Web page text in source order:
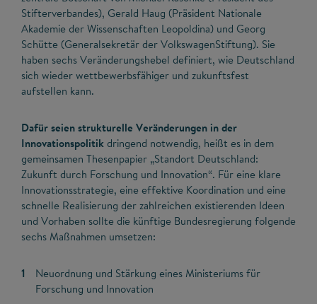
Stifterverbandes), Gerald Haug (Präsident Nationale
Akademie der Wissenschaften Leopoldina) und Georg
Schütte (Generalsekretär der VolkswagenStiftung). Sie
haben sechs Veränderungshebel definiert, wie Deutschland
sich wieder wettbewerbsfähiger und zukunftsfest
aufstellen kann.
Dafür seien strukturelle Veränderungen in der
Innovationspolitikdringend notwendig, heißt es in dem
gemeinsamen Thesenpapier „Standort Deutschland:
Zukunft durch Forschung und Innovation“. Für eine klare
Innovationsstrategie, eine effektive Koordination und eine
schnelle Realisierung der zahlreichen existierenden Ideen
und Vorhaben sollte die künftige Bundesregierung folgende
sechs Maßnahmen umsetzen:
Neuordnung und Stärkung eines Ministeriums für
Forschung und Innovation